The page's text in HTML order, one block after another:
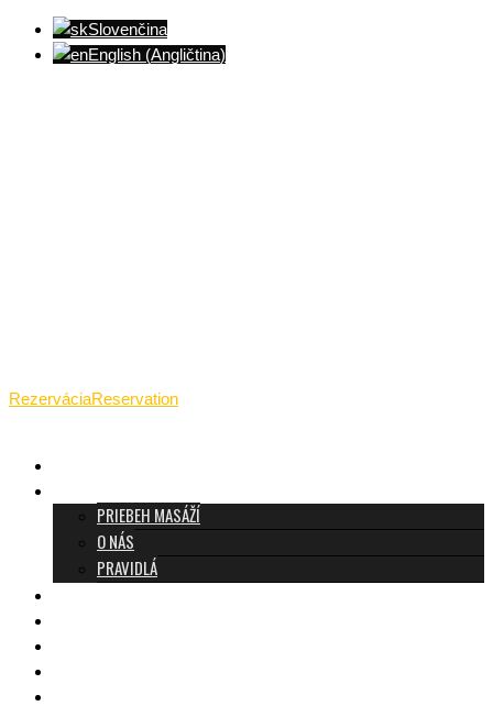
Slovenčina
English (Angličtina)
RezerváciaReservation
PRIEBEH MASÁŽÍ
O NÁS
PRAVIDLÁ